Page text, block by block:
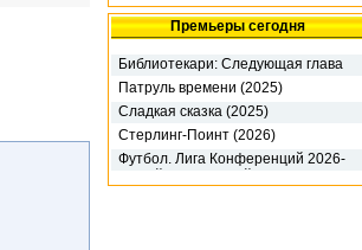
Премьеры сегодня
Библиотекари: Следующая глава
(2026)
Патруль времени (2025)
Сладкая сказка (2025)
Стерлинг-Поинт (2026)
Футбол. Лига Конференций 2026-